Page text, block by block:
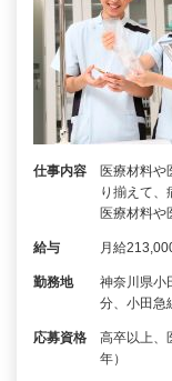
仕事内容
医療材料や
り揃えて、
医療材料や
給与 月給
勤務地
神奈川県小
分、小田急
応募資格
高卒以上、
年）